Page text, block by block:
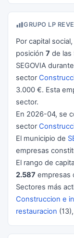
GRUPO LP
Por capital social,
posición 7 de las
SEGOVIA
sector
3.000 €. Esta
sector.
En 2026-04, se
sector
El municipio de
empresas
El rango de
2.587 empresas
Sectores más
Construccion e
restauracion (13),